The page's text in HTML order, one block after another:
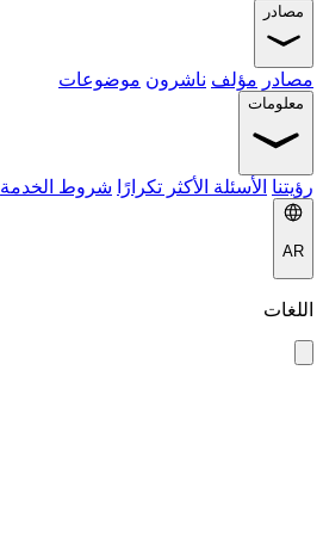
مصادر
مصادر مؤلف ناشرون موضوعات
معلومات
رؤيتنا الأسئلة الأكثر تكرارًا شروط الخدمة
AR
اللغات